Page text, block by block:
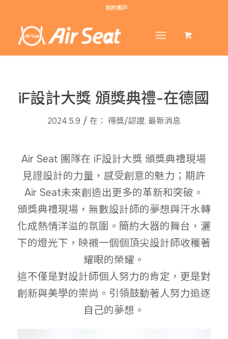
我的帳戶
iF設計大獎 頒獎典禮-在德國
2024.5.9 / 在： 得獎/認證, 最新消息
Air Seat 團隊在 iF設計大獎 頒獎典禮現場
見證設計的力量，感受創意的魅力；期許
Air Seat未來創造出更多的革新和突破。
頒獎典禮現場，無數設計師的夢想與汗水轉
化成熱情洋溢的氛圍。簡約大器的舞台，灑
下的燈光下，映襯一個個頂尖設計師收穫著
耀眼的榮耀。
這不僅是對設計師個人努力的肯定，更是對
創新與美學的崇尚。引領鼓動著人努力追逐
自己的夢想。